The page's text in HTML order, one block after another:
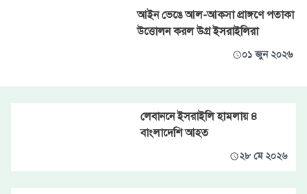
আইন ভেঙে আল-আকসা প্রাঙ্গণে পতাকা
উত্তোলন করল উগ্র ইসরাইলিরা
০১ জুন ২০২৬
লেবাননে ইসরাইলি হামলায় ৪
বাংলাদেশি আহত
২৮ মে ২০২৬